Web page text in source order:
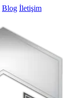
Blog İletişim